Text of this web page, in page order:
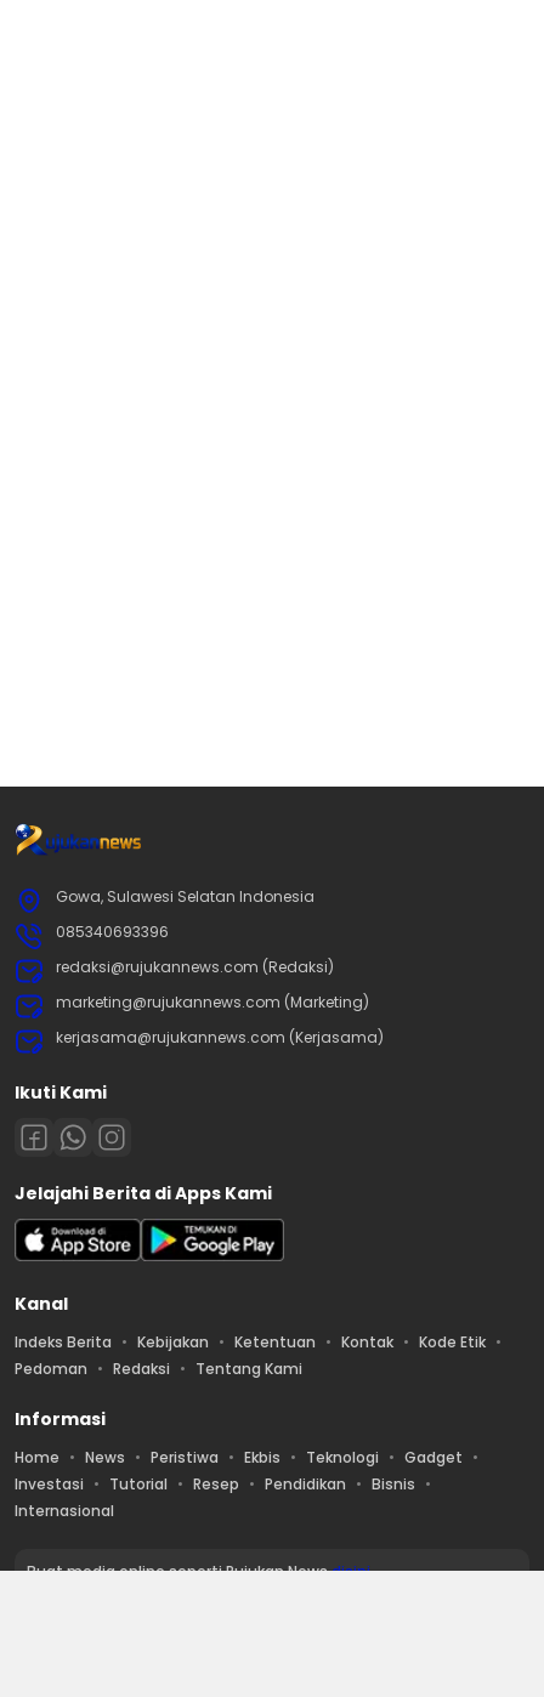
Gowa, Sulawesi Selatan Indonesia
085340693396
redaksi@rujukannews.com (Redaksi)
marketing@rujukannews.com (Marketing)
kerjasama@rujukannews.com (Kerjasama)
Ikuti Kami
Jelajahi Berita di Apps Kami
Kanal
Indeks Berita Kebijakan Ketentuan Kontak
Kode Etik
Pedoman
Redaksi Tentang Kami
Informasi
Home News Peristiwa Ekbis Teknologi
Gadget
Investasi
Tutorial Resep Pendidikan
Bisnis
Internasional
Buat media online seperti Rujukan Newsdisini